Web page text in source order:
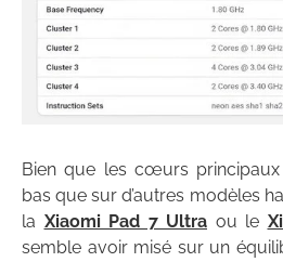
Bien que les cœurs
bas que sur d’autres modèles
la Xiaomi Pad 7 Ultra ou le
semble avoir misé sur un